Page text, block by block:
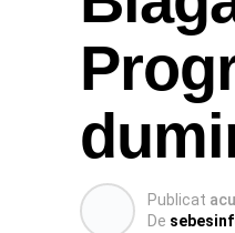
Publicat
De